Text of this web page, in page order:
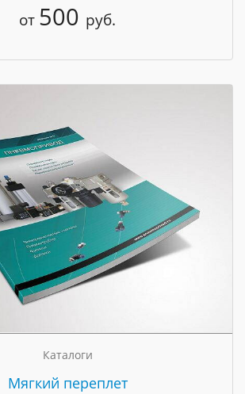
от 500 руб.
Каталоги
Мягкий переплет